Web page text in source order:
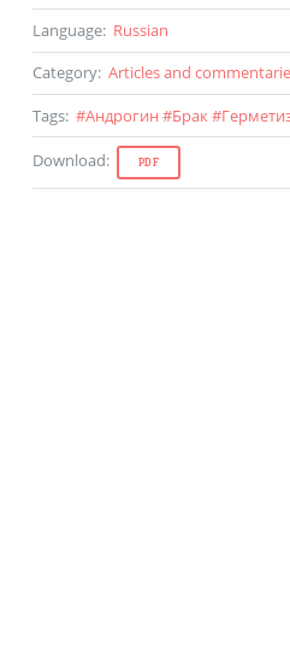
Language: Russian
Category: Articles and
Tags: #Андрогин #Брак #
Download: PDF